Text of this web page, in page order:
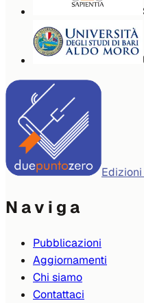
Naviga
Pubblicazioni
Aggiornamenti
Chi siamo
Contattaci